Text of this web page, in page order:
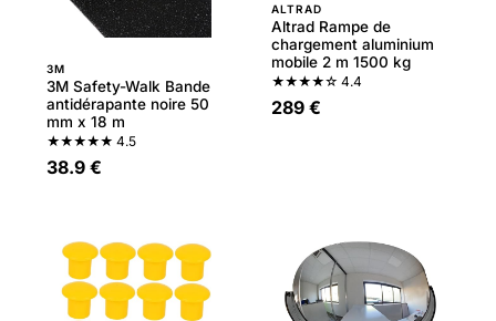
3M
3M Safety-Walk Bande
antidérapante noire 50
mm x 18 m
★★★★★ 4.5
38.9 €
ALTRAD
Altrad Rampe de
chargement aluminium
mobile 2 m 1500 kg
★★★★☆ 4.4
289 €